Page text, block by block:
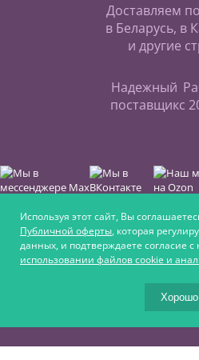
Доставляем
в Беларусь, в
и другие
Надежный
поставщикс
Интернет-магазин для
Используя этот сайт, Вы
Публичной оферты, которая
данных, и подтверждаете согласие
использовании файлов cookie и
Хорошо